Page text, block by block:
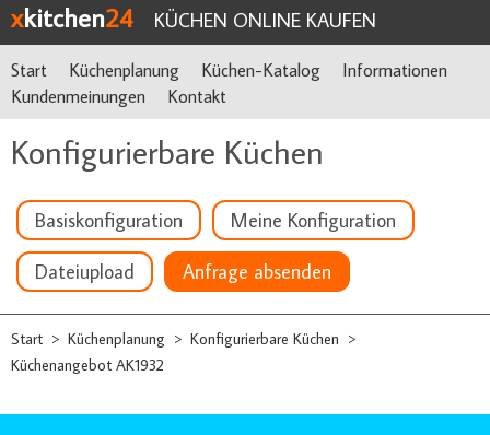
xkitchen24 KÜCHEN ONLINE KAUFEN
Start Küchenplanung Küchen-Katalog
Informationen
Kundenmeinungen
Kontakt
Konfigurierbare Küchen
Basiskonfiguration Meine Konfiguration
Dateiupload Anfrage absenden
Start > Küchenplanung > Konfigurierbare Küchen >
Küchenangebot AK1932